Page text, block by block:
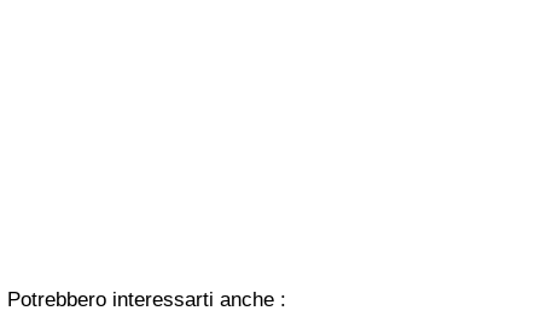
Potrebbero interessarti anche :